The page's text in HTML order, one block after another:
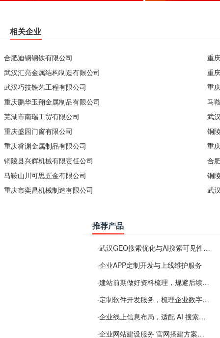
相关企业
合肥迪钢钢铁有限公司
武汉汇亮金属结构制造有限公司
武汉巧技铁艺工程有限公司
重庆鹏华玉翔金属制品有限公司
芜湖市南瑞工贸有限公司
重庆盛园门窗有限公司
重庆睿渊金属制品有限公司
铜陵县兴辉机械有限责任公司
马鞍山川可思五金有限公司
重庆市奕昌机械制造有限公司
重
重
重
马
武
铜
重
合
铜
武
推荐产品
·武汉GEO搜索优化与AI搜索可见性服务
·企业APP定制开发与上线维护服务
·建站前期做好资料梳理，规避后续各类使用难题
·定制软件开发服务，梳理企业数字化落地常见难点
·企业线上信息布局，适配 AI 搜索需要留意这些要点
·企业网站建设服务 官网搭建方案经验分享